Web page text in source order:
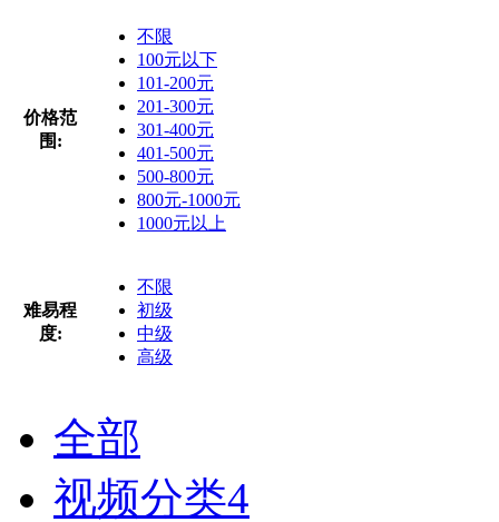
价格范
围:
不限
100元以下
101-200元
201-300元
301-400元
401-500元
500-800元
800元-1000元
1000元以上
难易程
度:
不限
初级
中级
高级
全部
视频分类4